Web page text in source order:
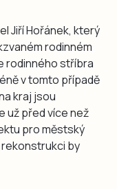
Jiří Hořánek, který
rodinném
rodinného stříbra
v tomto případě
kraj jsou
už před více než
pro městský
rekonstrukci by